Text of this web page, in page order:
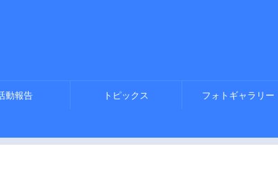
動報告 トピックス フォトギャラリー